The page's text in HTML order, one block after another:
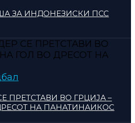
ЗА ИНДОНЕЗИСКИ ПСС
ПРЕТСТАВИ ВО ГРЦИЈА –
НА ПАНАТИНАИКОС